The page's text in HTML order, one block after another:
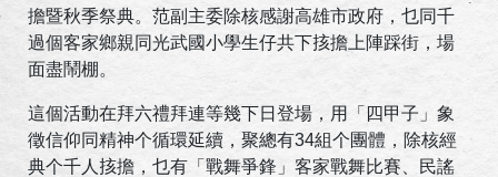
擔暨秋季祭典。范副主委除核感謝高雄市政府，乜同千
過個客家鄉親同光武國小學生仔共下㧡擔上陣踩街，場
面盡鬧棚。
這個活動在拜六禮拜連等幾下日登場，用「四甲子」象
徵信仰同精神个循環延續，聚總有34組个團體，除核經
典个千人㧡擔，乜有「戰舞爭鋒」客家戰舞比賽、民謠